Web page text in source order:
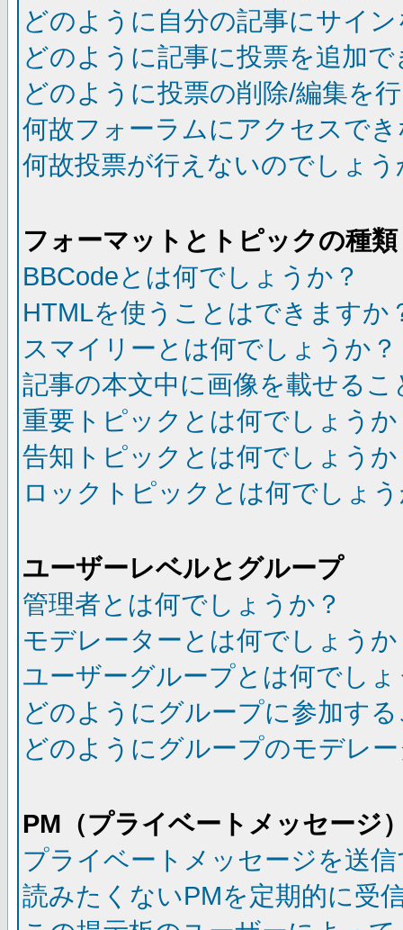
どのように自分の記事にサイ
どのように記事に投票を追加
どのように投票の削除/編集を
何故フォーラムにアクセスで
何故投票が行えないのでしょう
フォーマットとトピックの種類
BBCodeとは何でしょうか？
HTMLを使うことはできますか
スマイリーとは何でしょうか？
記事の本文中に画像を載せる
重要トピックとは何でしょうか
告知トピックとは何でしょうか
ロックトピックとは何でしょ
ユーザーレベルとグループ
管理者とは何でしょうか？
モデレーターとは何でしょうか
ユーザーグループとは何でし
どのようにグループに参加す
どのようにグループのモデレ
PM（プライベートメッセージ
プライベートメッセージを送
読みたくないPMを定期的に受